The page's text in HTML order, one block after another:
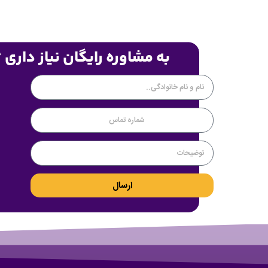
به مشاوره رایگان نیاز
ارسال